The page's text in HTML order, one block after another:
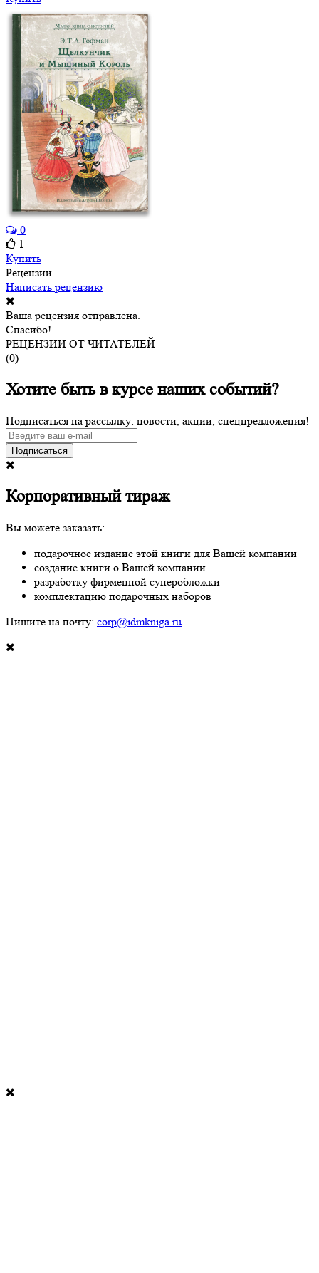
0
1
Купить
Рецензии
Написать рецензию
Ваша рецензия отправлена.
Спасибо!
РЕЦЕНЗИИ ОТ ЧИТАТЕЛЕЙ
(0)
Хотите быть в курсе наших событий?
Подписаться на рассылку: новости, акции, спецпредложения!
Подписаться
Корпоративный тираж
Вы можете заказать:
подарочное издание этой книги для Вашей компании
создание книги о Вашей компании
разработку фирменной суперобложки
комплектацию подарочных наборов
Пишите на почту: corp@idmkniga.ru